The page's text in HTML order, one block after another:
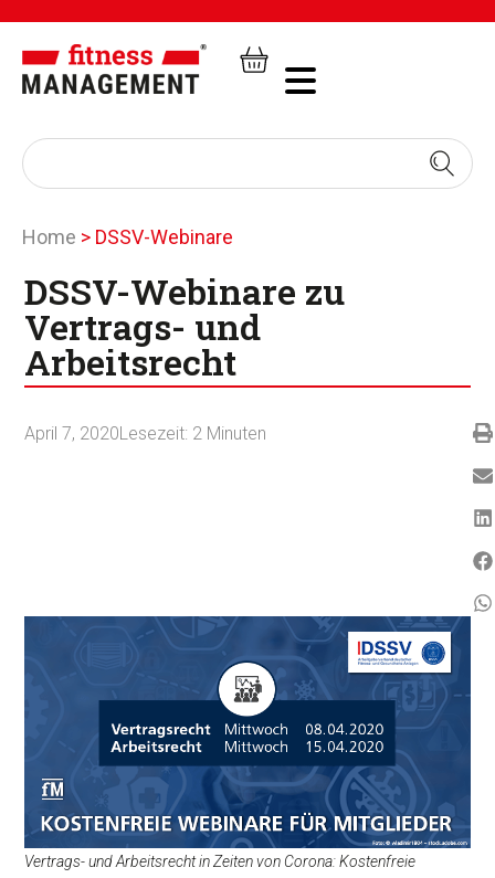
Home > DSSV-Webinare
DSSV-Webinare zu
Vertrags- und
Arbeitsrecht
April 7, 2020Lesezeit: 2 Minuten
Vertrags- und Arbeitsrecht in Zeiten von Corona: Kostenfreie